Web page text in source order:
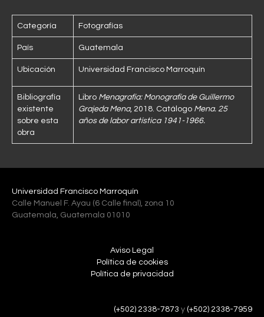
Categoría Fotografías
País Guatemala
Ubicación Universidad Francisco Marroquín
Bibliografía
existente
sobre esta
obra
Libro Menagrafía: Monografía de Guillermo
Grajeda Mena, 2018. Catálogo Mena. 25
años de labor artística 1941-1966.
Universidad Francisco Marroquín
Calle Manuel F. Ayau (6 Calle final), zona 10
Guatemala, Guatemala 01010
Aviso Legal
Política de cookies
Política de privacidad
(+502) 2338-7873 y (+502) 2338-7959